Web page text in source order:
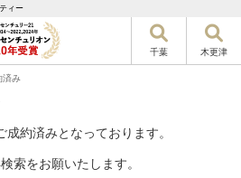
ィー
千葉 木更津
済み
成約済みとなっております。
索をお願いたします。